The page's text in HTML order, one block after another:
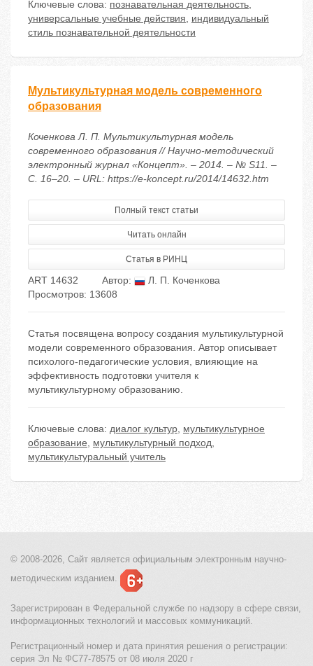
Ключевые слова: познавательная деятельность,
универсальные учебные действия, индивидуальный
стиль познавательной деятельности
Мультикультурная модель современного
образования
Коченкова Л. П. Мультикультурная модель
современного образования // Научно-методический
электронный журнал «Концепт». – 2014. – № S11. –
С. 16–20. – URL: https://e-koncept.ru/2014/14632.htm
Полный текст статьи
Читать онлайн
Статья в РИНЦ
ART 14632 Автор:
Л. П. Коченкова
Просмотров: 13608
Статья посвящена вопросу создания мультикультурной
модели современного образования. Автор описывает
психолого-педагогические условия, влияющие на
эффективность подготовки учителя к
мультикультурному образованию.
Ключевые слова: диалог культур, мультикультурное
образование, мультикультурный подход,
мультикультуральный учитель
© 2008-2026, Сайт является официальным электронным научно-
методическим изданием.
Зарегистрирован в Федеральной службе по надзору в сфере связи,
информационных технологий и массовых коммуникаций.
Регистрационный номер и дата принятия решения о регистрации:
серия Эл № ФС77-78575 от 08 июля 2020 г